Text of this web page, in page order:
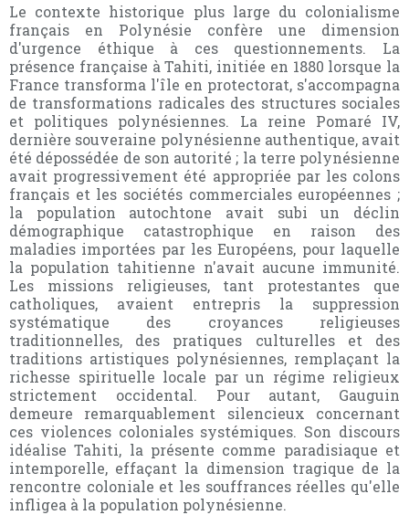
Le contexte historique plus large du colonialisme
français en Polynésie confère une dimension
d'urgence éthique à ces questionnements. La
présence française à Tahiti, initiée en 1880 lorsque la
France transforma l'île en protectorat, s'accompagna
de transformations radicales des structures sociales
et politiques polynésiennes. La reine Pomaré IV,
dernière souveraine polynésienne authentique, avait
été dépossédée de son autorité ; la terre polynésienne
avait progressivement été appropriée par les colons
français et les sociétés commerciales européennes ;
la population autochtone avait subi un déclin
démographique catastrophique en raison des
maladies importées par les Européens, pour laquelle
la population tahitienne n'avait aucune immunité.
Les missions religieuses, tant protestantes que
catholiques, avaient entrepris la suppression
systématique des croyances religieuses
traditionnelles, des pratiques culturelles et des
traditions artistiques polynésiennes, remplaçant la
richesse spirituelle locale par un régime religieux
strictement occidental. Pour autant, Gauguin
demeure remarquablement silencieux concernant
ces violences coloniales systémiques. Son discours
idéalise Tahiti, la présente comme paradisiaque et
intemporelle, effaçant la dimension tragique de la
rencontre coloniale et les souffrances réelles qu'elle
infligea à la population polynésienne.